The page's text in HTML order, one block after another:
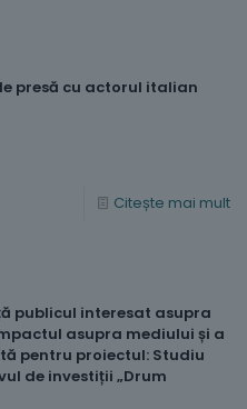
presă cu actorul italian
Citește mai mult
publicul interesat asupra
asupra mediului și a
pentru proiectul: Studiu
de investiții „Drum